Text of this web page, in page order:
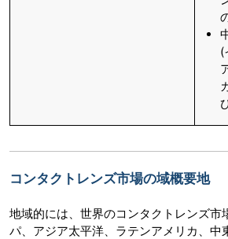
(
コンタクトレンズ市場の域概要地
地域的には、世界のコンタクトレンズ市
パ、アジア太平洋、ラテンアメリカ、中